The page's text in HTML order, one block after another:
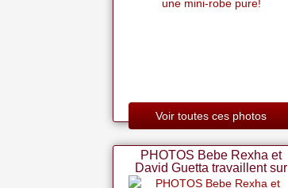
Voir toutes ces photos
PHOTOS Bebe Rexha et
David Guetta travaillent sur
leur single tant attendu !